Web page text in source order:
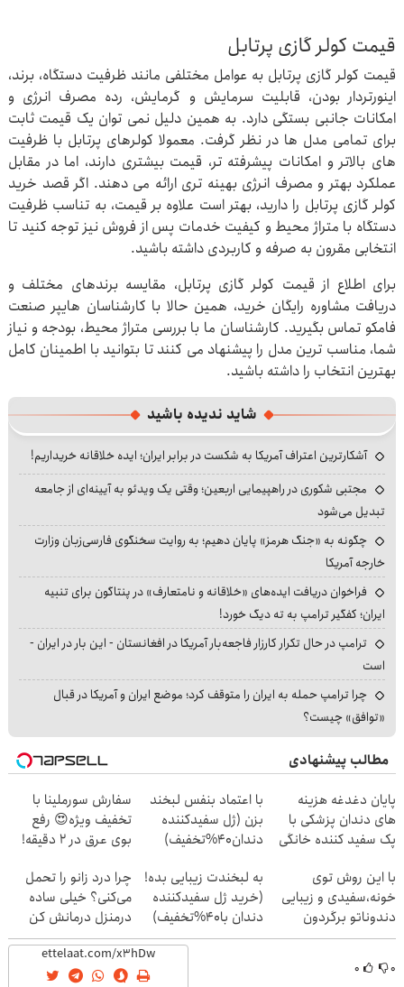
قیمت کولر گازی پرتابل
قیمت کولر گازی پرتابل به عوامل مختلفی مانند ظرفیت دستگاه، برند،
اینورتردار بودن، قابلیت سرمایش و گرمایش، رده مصرف انرژی و
امکانات جانبی بستگی دارد. به همین دلیل نمی توان یک قیمت ثابت
برای تمامی مدل ها در نظر گرفت. معمولا کولرهای پرتابل با ظرفیت
های بالاتر و امکانات پیشرفته تر، قیمت بیشتری دارند، اما در مقابل
عملکرد بهتر و مصرف انرژی بهینه تری ارائه می دهند. اگر قصد خرید
کولر گازی پرتابل را دارید، بهتر است علاوه بر قیمت، به تناسب ظرفیت
دستگاه با متراژ محیط و کیفیت خدمات پس از فروش نیز توجه کنید تا
انتخابی مقرون به صرفه و کاربردی داشته باشید.
برای اطلاع از قیمت کولر گازی پرتابل، مقایسه برندهای مختلف و
دریافت مشاوره رایگان خرید، همین حالا با کارشناسان هایپر صنعت
فامکو تماس بگیرید. کارشناسان ما با بررسی متراژ محیط، بودجه و نیاز
شما، مناسب ترین مدل را پیشنهاد می کنند تا بتوانید با اطمینان کامل
بهترین انتخاب را داشته باشید.
شاید ندیده باشید
آشکارترین اعتراف آمریکا به شکست در برابر ایران؛ ایده خلاقانه خریداریم!
مجتبی شکوری در راهپیمایی اربعین؛ وقتی یک ویدئو به آیینه‌ای از جامعه
تبدیل می‌شود
چگونه به «جنگ هرمز» پایان دهیم؛ به روایت سخنگوی فارسی‌زبان وزارت
خارجه آمریکا
فراخوان دریافت ایده‌های «خلاقانه و نامتعارف» در پنتاگون برای تنبیه
ایران؛ کفگیر ترامپ به ته دیگ خورد!
ترامپ در حال تکرار کارزار فاجعه‌بار آمریکا در افغانستان - این بار در ایران -
است
چرا ترامپ حمله به ایران را متوقف کرد؛ موضع ایران و آمریکا در قبال
«توافق» چیست؟
مطالب پیشنهادی
پایان دغدغه هزینه
های دندان پزشکی با
پک سفید کننده خانگی
با اعتماد بنفس لبخند
بزن (ژل سفیدکننده
دندان40%تخفیف)
سفارش سورملینا با
تخفیف ویژه😍 رفع
بوی عرق در 2 دقیقه!
با این روش توی
خونه،سفیدی و زیبایی
دندوناتو برگردون
(40%off)
به لبخندت زیبایی بده!
(خرید ژل سفیدکننده
دندان با40%تخفیف)
چرا درد زانو را تحمل
می‌کنی؟ خیلی ساده
درمنزل درمانش کن
۰ ۰